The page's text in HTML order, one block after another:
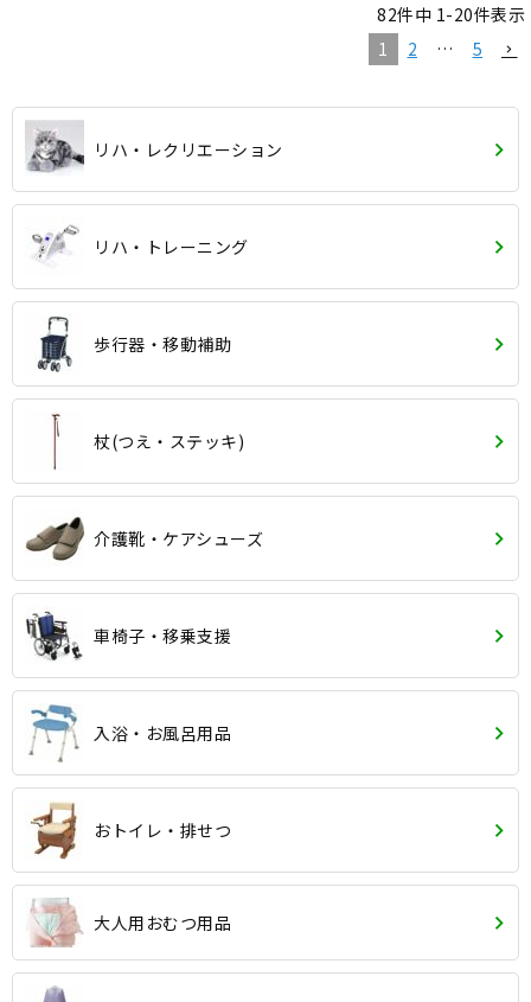
82件中 1-20件表示
1
2 … 5
リハ・レクリエーション
リハ・トレーニング
歩行器・移動補助
杖(つえ・ステッキ)
介護靴・ケアシューズ
車椅子・移乗支援
入浴・お風呂用品
おトイレ・排せつ
大人用おむつ用品